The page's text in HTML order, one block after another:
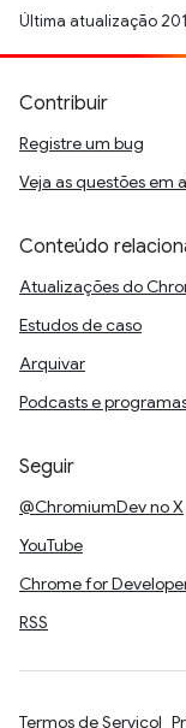
Última atualização
Contribuir
Registre um bug
Veja as questões em
Conteúdo
Atualizações do
Estudos de caso
Arquivar
Podcasts e
Seguir
@ChromiumDev no X
YouTube
Chrome for
RSS
Termos de Serviço